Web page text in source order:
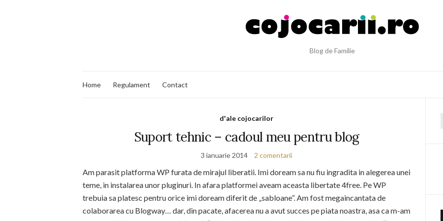
Blog de Familie
Home Regulament Contact
d'ale cojocarilor
Suport tehnic – cadoul meu pentru blog
3 ianuarie 2014 2 comentarii
Am parasit platforma WP furata de mirajul liberatii. Imi doream sa nu fiu ingradita in alegerea unei
teme, in instalarea unor pluginuri. In afara platformei aveam aceasta libertate 4free. Pe WP
trebuia sa platesc pentru orice imi doream diferit de „sabloane”. Am fost megaincantata de
colaborarea cu Blogway… dar, din pacate, afacerea nu a avut succes pe piata noastra, asa ca m-am